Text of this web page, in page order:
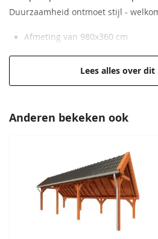
Duurzaamheid ontmoet stijl -
Afmeting van 980x360 cm
Verschillende combinaties
Naar uw eigen wensen uit te
Lees alles over
Anderen bekeken ook